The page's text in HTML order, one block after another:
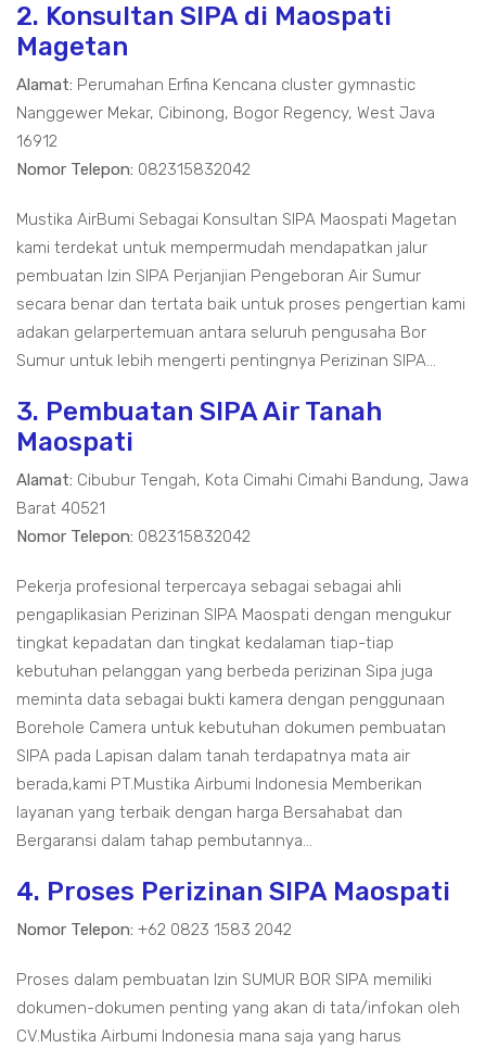
2. Konsultan SIPA di Maospati
Magetan
Alamat: Perumahan Erfina Kencana cluster gymnastic
Nanggewer Mekar, Cibinong, Bogor Regency, West Java
16912
Nomor Telepon: 082315832042
Mustika AirBumi Sebagai Konsultan SIPA Maospati Magetan
kami terdekat untuk mempermudah mendapatkan jalur
pembuatan Izin SIPA Perjanjian Pengeboran Air Sumur
secara benar dan tertata baik untuk proses pengertian kami
adakan gelarpertemuan antara seluruh pengusaha Bor
Sumur untuk lebih mengerti pentingnya Perizinan SIPA...
3. Pembuatan SIPA Air Tanah
Maospati
Alamat: Cibubur Tengah, Kota Cimahi Cimahi Bandung, Jawa
Barat 40521
Nomor Telepon: 082315832042
Pekerja profesional terpercaya sebagai sebagai ahli
pengaplikasian Perizinan SIPA Maospati dengan mengukur
tingkat kepadatan dan tingkat kedalaman tiap-tiap
kebutuhan pelanggan yang berbeda perizinan Sipa juga
meminta data sebagai bukti kamera dengan penggunaan
Borehole Camera untuk kebutuhan dokumen pembuatan
SIPA pada Lapisan dalam tanah terdapatnya mata air
berada,kami PT.Mustika Airbumi Indonesia Memberikan
layanan yang terbaik dengan harga Bersahabat dan
Bergaransi dalam tahap pembutannya...
4. Proses Perizinan SIPA Maospati
Nomor Telepon: +62 0823 1583 2042
Proses dalam pembuatan Izin SUMUR BOR SIPA memiliki
dokumen-dokumen penting yang akan di tata/infokan oleh
CV.Mustika Airbumi Indonesia mana saja yang harus